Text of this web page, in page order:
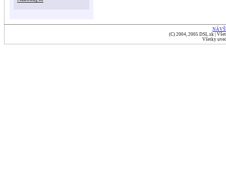
(C) 2004, 2005 DSL.sk |
Všetky